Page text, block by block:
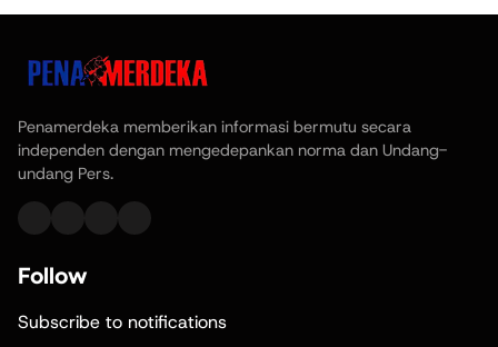
Penamerdeka memberikan informasi bermutu secara
independen dengan mengedepankan norma dan Undang-
undang Pers.
Follow
Subscribe to notifications